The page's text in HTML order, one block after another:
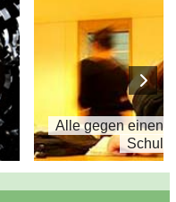
Alle gegen einen -